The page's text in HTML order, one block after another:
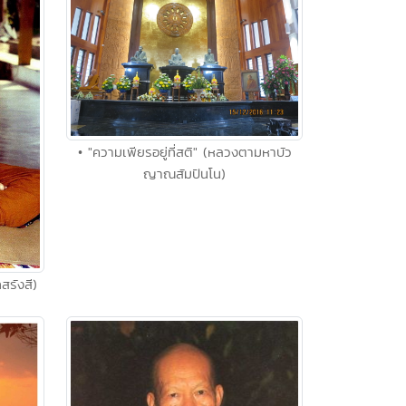
รังสี)
• "ความเพียรอยู่ที่สติ" (หลวงตามหาบัว
ญาณสัมปันโน)